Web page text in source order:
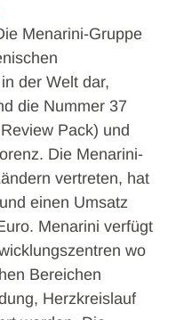
Menarini-Gruppe
der Welt dar,
die Nummer 37
Pack) und
Die Menarini-
vertreten, hat
einen Umsatz
Menarini verfügt
wo
Bereichen
Herzkreislauf